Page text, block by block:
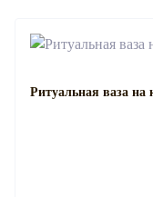
Ритуальная ваза на